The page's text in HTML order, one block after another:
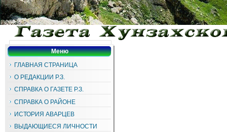
Меню
ГЛАВНАЯ СТРАНИЦА
О РЕДАКЦИИ Р.З.
СПРАВКА О ГАЗЕТЕ Р.З.
СПРАВКА О РАЙОНЕ
ИСТОРИЯ АВАРЦЕВ
ВЫДАЮЩИЕСЯ ЛИЧНОСТИ